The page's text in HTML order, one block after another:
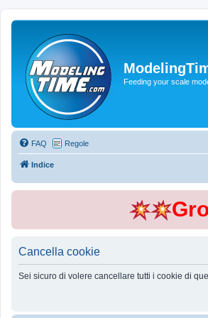
Feeding your scale
FAQ Regole
Indice
Cancella cookie
Sei sicuro di volere cancellare tutti i cookie di